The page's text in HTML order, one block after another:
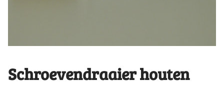
Schroevendraaier houten